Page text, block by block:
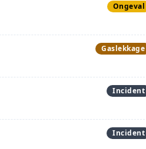
Ongeval
Gaslekkage
Incident
Incident